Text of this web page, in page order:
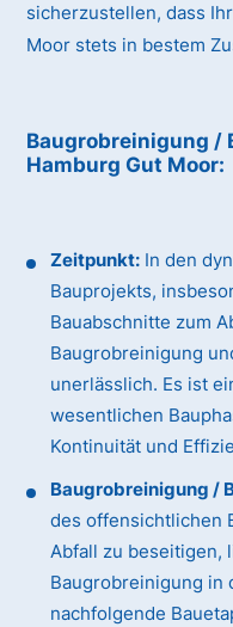
sicherzustellen, dass
Moor stets in bestem
Baugrobreinigung /
Hamburg Gut Moor:
Zeitpunkt: In den
Bauprojekts,
Bauabschnitte zum
Baugrobreinigung
unerlässlich. Es ist
wesentlichen
Kontinuität und
Baugrobreinigung /
des offensichtlichen
Abfall zu beseitigen,
Baugrobreinigung in
nachfolgende